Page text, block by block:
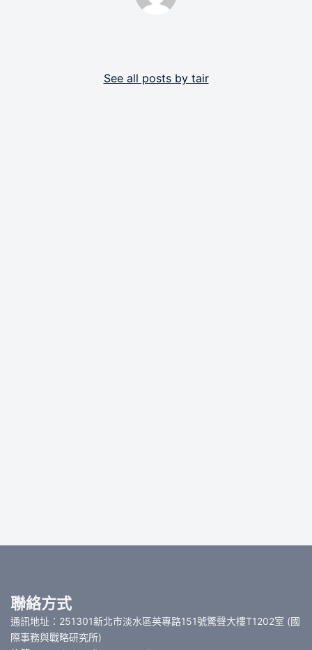
See all posts by tair
聯絡方式
通訊地址：251301新北市淡水區英專路151號驚聲大樓T1202室 (國
際事務與戰略研究所)